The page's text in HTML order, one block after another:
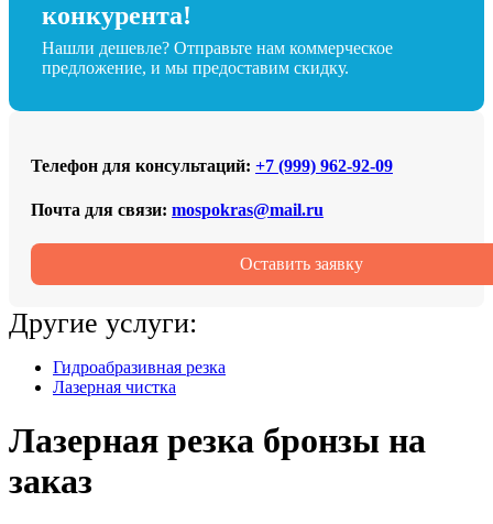
конкурента!
Нашли дешевле? Отправьте нам коммерческое
предложение, и мы предоставим скидку.
Телефон для консультаций: +7 (999) 962‑92‑09
Почта для связи: mospokras@mail.ru
Оставить заявку
Другие услуги:
Гидроабразивная резка
Лазерная чистка
Лазерная резка бронзы на
заказ